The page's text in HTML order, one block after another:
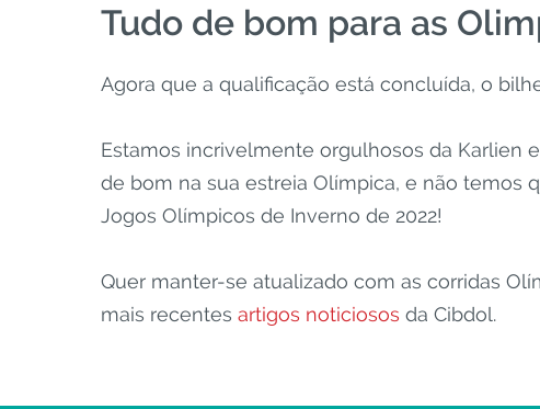
Tudo de bom para as
Agora que a qualificação está concluída, o
Estamos incrivelmente orgulhosos da Karlien
de bom na sua estreia Olímpica, e não temos
Jogos Olímpicos de Inverno de 2022!
Quer manter-se atualizado com as corridas
mais recentes artigos noticiosos da Cibdol.